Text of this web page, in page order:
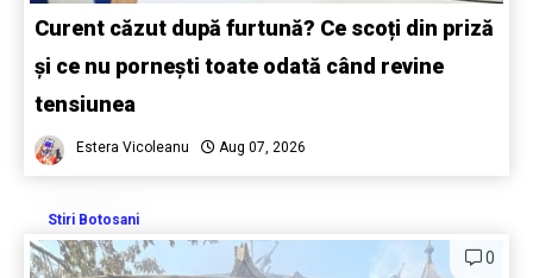
Curent căzut după furtună? Ce scoți din priză
și ce nu pornești toate odată când revine
tensiunea
Estera Vicoleanu Aug 07, 2026
Stiri Botosani
0